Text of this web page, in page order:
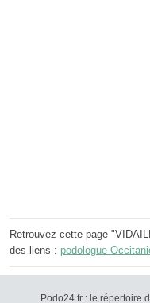
Retrouvez cette page
des liens : podologue
Podo24.fr : le répertoire